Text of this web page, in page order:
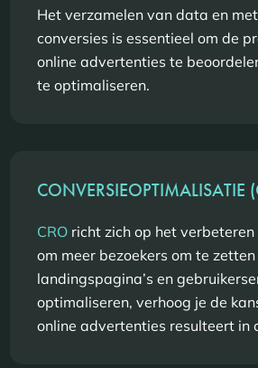
Het verzamelen van data en
conversies is essentieel om de
online advertenties te
te optimaliseren.
CONVERSIEOPTIMALISATIE
CRO richt zich op het
om meer bezoekers om te
landingspagina’s en
optimaliseren, verhoog je de
online advertenties resulteert in